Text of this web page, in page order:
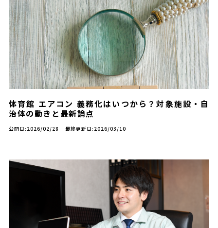
体育館 エアコン 義務化はいつから？対象施設・自
治体の動きと最新論点
公開日:2026/02/28 最終更新日:2026/03/10